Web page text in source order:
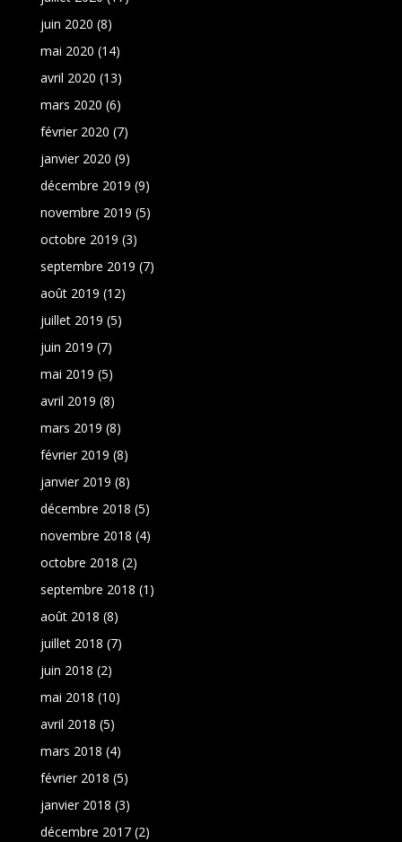
juin 2020 (8)
mai 2020 (14)
avril 2020 (13)
mars 2020 (6)
février 2020 (7)
janvier 2020 (9)
décembre 2019 (9)
novembre 2019 (5)
octobre 2019 (3)
septembre 2019 (7)
août 2019 (12)
juillet 2019 (5)
juin 2019 (7)
mai 2019 (5)
avril 2019 (8)
mars 2019 (8)
février 2019 (8)
janvier 2019 (8)
décembre 2018 (5)
novembre 2018 (4)
octobre 2018 (2)
septembre 2018 (1)
août 2018 (8)
juillet 2018 (7)
juin 2018 (2)
mai 2018 (10)
avril 2018 (5)
mars 2018 (4)
février 2018 (5)
janvier 2018 (3)
décembre 2017(2)